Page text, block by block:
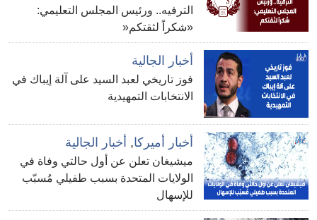
الترفيه.. ورئيس المجلس التعليمي:
«شكراً لثقتكم«
أخبار الجالية
فوز تاريخي لعبد السيد على آلة إيباك في
الانتخابات التمهيدية
أخبار أميركا, أخبار الجالية
ميشيغان تعلن عن أول حالتي وفاة في
الولايات المتحدة بسبب طفيلي مُسبّب
للإسهال